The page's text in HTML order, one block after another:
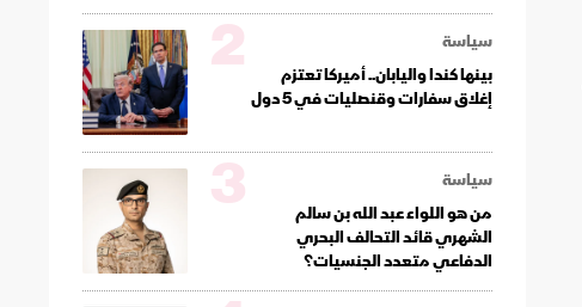
سياسة
بينها كندا واليابان.. أميركا تعتزم
إغلاق سفارات وقنصليات في 5 دول
2
سياسة
من هو اللواء عبد الله بن سالم
الشهري قائد التحالف البحري
الدفاعي متعدد الجنسيات؟
3